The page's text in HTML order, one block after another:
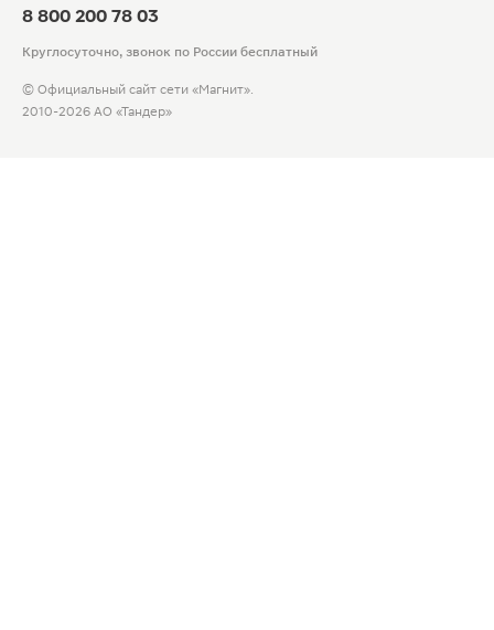
8 800 200 78 03
Круглосуточно, звонок по России бесплатный
© Официальный сайт сети «Магнит».
2010-2026 АО «Тандер»